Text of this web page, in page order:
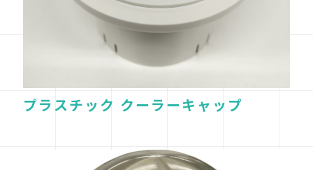
プラスチック クーラーキャップ